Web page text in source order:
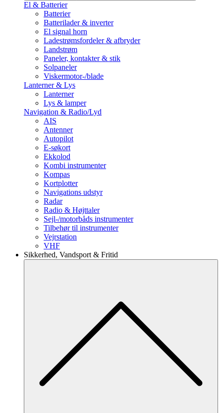
El & Batterier
Batterier
Batterilader & inverter
El signal horn
Ladestrømsfordeler & afbryder
Landstrøm
Paneler, kontakter & stik
Solpaneler
Viskermotor-/blade
Lanterner & Lys
Lanterner
Lys & lamper
Navigation & Radio/Lyd
AIS
Antenner
Autopilot
E-søkort
Ekkolod
Kombi instrumenter
Kompas
Kortplotter
Navigations udstyr
Radar
Radio & Højttaler
Sejl-/motorbåds instrumenter
Tilbehør til instrumenter
Vejrstation
VHF
Sikkerhed, Vandsport & Fritid